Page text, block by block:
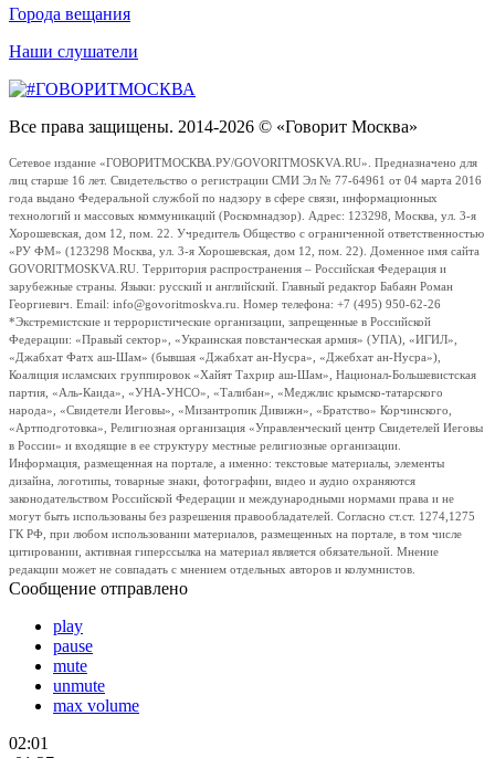
Города вещания
Наши слушатели
Все права защищены. 2014-2026 © «Говорит Москва»
Сетевое издание «ГОВОРИТМОСКВА.РУ/GOVORITMOSKVA.RU». Предназначено для
лиц старше 16 лет. Свидетельство о регистрации СМИ Эл № 77-64961 от 04 марта 2016
года выдано Федеральной службой по надзору в сфере связи, информационных
технологий и массовых коммуникаций (Роскомнадзор). Адрес: 123298, Москва, ул. 3-я
Хорошевская, дом 12, пом. 22. Учредитель Общество с ограниченной ответственностью
«РУ ФМ» (123298 Москва, ул. 3-я Хорошевская, дом 12, пом. 22). Доменное имя сайта
GOVORITMOSKVA.RU. Территория распространения – Российская Федерация и
зарубежные страны. Языки: русский и английский. Главный редактор Бабаян Роман
Георгиевич. Email: info@govoritmoskva.ru. Номер телефона: +7 (495) 950-62-26
*Экстремистские и террористические организации, запрещенные в Российской
Федерации: «Правый сектор», «Украинская повстанческая армия» (УПА), «ИГИЛ»,
«Джабхат Фатх аш-Шам» (бывшая «Джабхат ан-Нусра», «Джебхат ан-Нусра»),
Коалиция исламских группировок «Хайят Тахрир аш-Шам», Национал-Большевистская
партия, «Аль-Каида», «УНА-УНСО», «Талибан», «Меджлис крымско-татарского
народа», «Свидетели Иеговы», «Мизантропик Дивижн», «Братство» Корчинского,
«Артподготовка», Религиозная организация «Управленческий центр Свидетелей Иеговы
в России» и входящие в ее структуру местные религиозные организации.
Информация, размещенная на портале, а именно: текстовые материалы, элементы
дизайна, логотипы, товарные знаки, фотографии, видео и аудио охраняются
законодательством Российской Федерации и международными нормами права и не
могут быть использованы без разрешения правообладателей. Согласно ст.ст. 1274,1275
ГК РФ, при любом использовании материалов, размещенных на портале, в том числе
цитировании, активная гиперссылка на материал является обязательной. Мнение
редакции может не совпадать с мнением отдельных авторов и колумнистов.
Сообщение отправлено
play
pause
mute
unmute
max volume
02:01